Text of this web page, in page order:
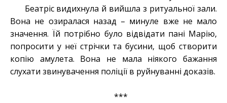
Беатріс видихнула й вийшла з ритуальної зали.
Вона не озиралася назад – минуле вже не мало
значення. Їй потрібно було відвідати пані Марію,
попросити у неї стрічки та бусини, щоб створити
копію амулета. Вона не мала ніякого бажання
слухати звинувачення поліції в руйнуванні доказів.
***